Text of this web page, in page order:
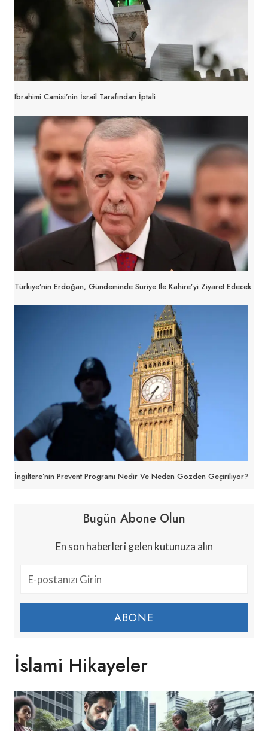
Ibrahimi Camisi’nin İsrail Tarafından İptali
Türkiye’nin Erdoğan, Gündeminde Suriye Ile Kahire’yi Ziyaret Edecek
İngiltere’nin Prevent Programı Nedir Ve Neden Gözden Geçiriliyor?
Bugün Abone Olun
En son haberleri gelen kutunuza alın
ABONE
İslami Hikayeler